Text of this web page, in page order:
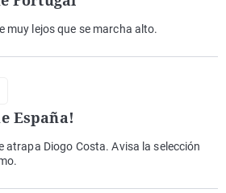
muy lejos que se marcha alto.
España!
atrapa Diogo Costa. Avisa la selección